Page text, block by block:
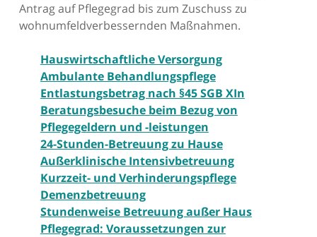
Antrag auf Pflegegrad bis zum Zuschuss zu
wohnumfeldverbessernden Maßnahmen.
Hauswirtschaftliche Versorgung
Ambulante Behandlungspflege
Entlastungsbetrag nach §45 SGB XIn
Beratungsbesuche beim Bezug von
Pflegegeldern und -leistungen
24-Stunden-Betreuung zu Hause
Außerklinische Intensivbetreuung
Kurzzeit- und Verhinderungspflege
Demenzbetreuung
Stundenweise Betreuung außer Haus
Pflegegrad: Voraussetzungen zur